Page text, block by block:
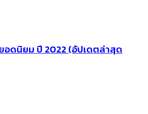
อดนิยม ปี 2022 (อัปเดตล่าสุด